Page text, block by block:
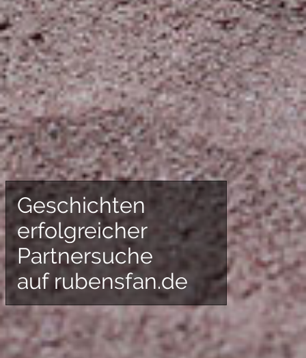
Geschichten
erfolgreicher
Partnersuche
auf rubensfan.de